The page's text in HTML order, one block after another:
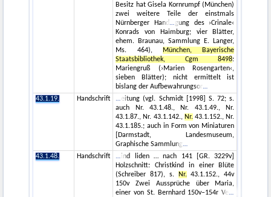
Besitz hat Gisela Kornrumpf (München)
zwei weitere Teile der einstmals
Nürnberger Hand
gung des ›Crinale‹
Konrads von Haimburg; vier Blätter,
ehem. Braunau, Sammlung E. Langer,
Ms. 464),
München, Bayerische
Staatsbibliothek, Cgm 8498:
Mariengruß (›Marien Rosengarten‹,
sieben Blätter); nicht ermittelt ist
bislang der Aufbewahrungsor
43.1.19.
Handschrift
eitung (vgl. Schmidt [1998] S. 72; s.
auch Nr. 43.1.48., Nr. 43.1.49., Nr.
43.1.87., Nr. 43.1.142., Nr.43.1.152., Nr.
43.1.185.; auch in Form von Miniaturen
[Darmstadt, Landesmuseum,
Graphische Sammlung
43.1.48.
Handschrift
ind liden … nach 141 [GR. 3229v]
Holzschnitt: Christkind in einer Blüte
(Schreiber 817), s.
Nr.43.1.152., 44v
150v Zwei Aussprüche über Maria,
einer von St. Bernhard 150v–154r Ve